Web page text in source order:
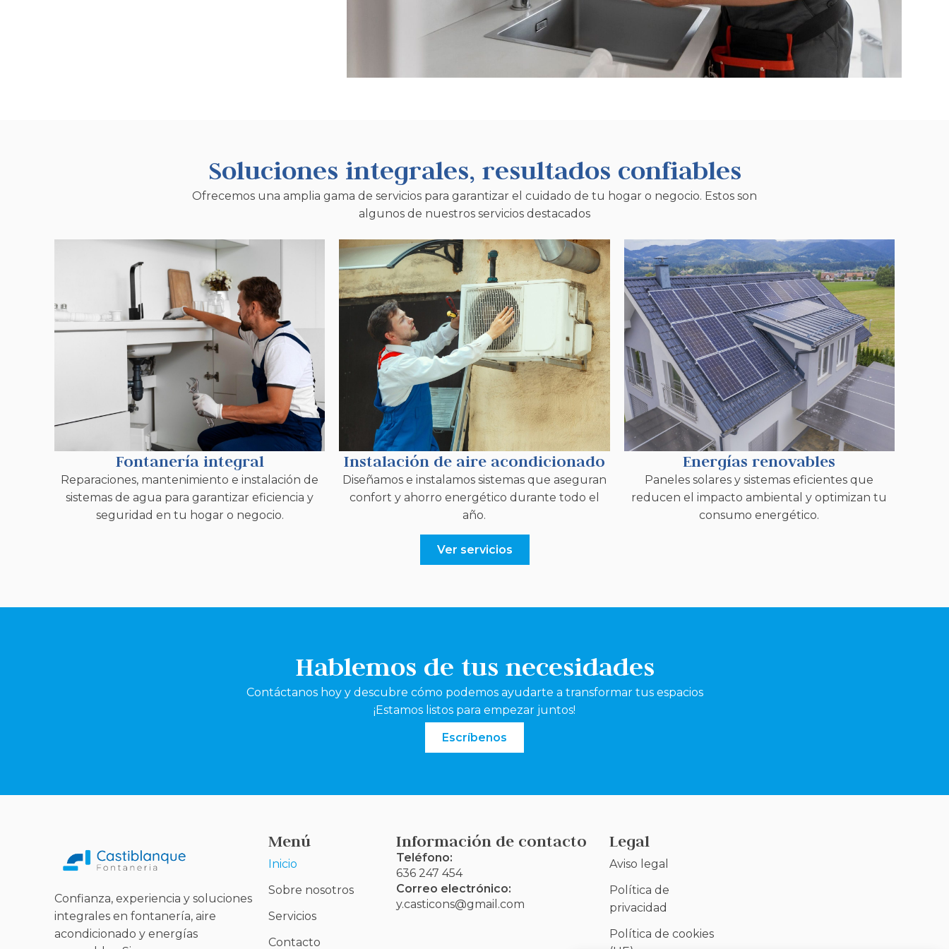
Soluciones integrales, resultados confiables
Ofrecemos una amplia gama de servicios para garantizar el cuidado de tu hogar o negocio. Estos son
algunos de nuestros servicios destacados
Fontanería integral
Reparaciones, mantenimiento e instalación de
sistemas de agua para garantizar eficiencia y
seguridad en tu hogar o negocio.
Instalación de aire acondicionado
Diseñamos e instalamos sistemas que aseguran
confort y ahorro energético durante todo el
año.
Energías renovables
Paneles solares y sistemas eficientes que
reducen el impacto ambiental y optimizan tu
consumo energético.
Ver servicios
Hablemos de tus necesidades
Contáctanos hoy y descubre cómo podemos ayudarte a transformar tus espacios
¡Estamos listos para empezar juntos!
Escríbenos
Confianza, experiencia y soluciones
integrales en fontanería, aire
acondicionado y energías
Menú
Inicio
Sobre nosotros
Servicios
Contacto
Información de contacto
Teléfono:
636 247 454
Correo electrónico:
y.casticons@gmail.com
Legal
Aviso legal
Política de
privacidad
Política de cookies